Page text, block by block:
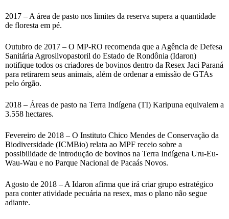
2017 – A área de pasto nos limites da reserva supera a quantidade
de floresta em pé.
Outubro de 2017 – O MP-RO recomenda que a Agência de Defesa
Sanitária Agrosilvopastoril do Estado de Rondônia (Idaron)
notifique todos os criadores de bovinos dentro da Resex Jaci Paraná
para retirarem seus animais, além de ordenar a emissão de GTAs
pelo órgão.
2018 – Áreas de pasto na Terra Indígena (TI) Karipuna equivalem a
3.558 hectares.
Fevereiro de 2018 – O Instituto Chico Mendes de Conservação da
Biodiversidade (ICMBio) relata ao MPF receio sobre a
possibilidade de introdução de bovinos na Terra Indígena Uru-Eu-
Wau-Wau e no Parque Nacional de Pacaás Novos.
Agosto de 2018 – A Idaron afirma que irá criar grupo estratégico
para conter atividade pecuária na resex, mas o plano não segue
adiante.